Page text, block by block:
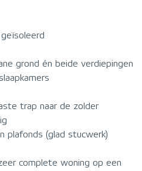
grond én beide verdiepingen
trap naar de zolder
plafonds (glad stucwerk)
complete woning op een